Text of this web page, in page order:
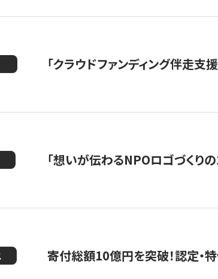
「クラウドファンディング伴走
「想いが伝わるNPOロゴづくりの
寄付総額10億円を突破！認定・